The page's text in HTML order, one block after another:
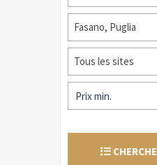
Fasano, Puglia
Tous les sites
CHERCHE